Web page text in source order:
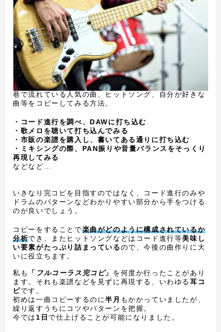
巷で流れている人気の曲、ヒットソング、自分が好きな
曲等をコピーしてみる方法。
・コード進行を調べ、DAWに打ち込む
・歌メロを聴いて打ち込んでみる
・市販の楽譜を購入し、書いてある通りに打ち込む
・ミキシングの際、PAN振りや音量バランスをそっくり
再現してみる
などなど…
いきなり完コピを目指すのではなく、コード進行のみや
ドラムのパターンなどわかりやすい部分から手をつける
のが良いでしょう。
コピーをすることで楽曲がどのように構成されているか
分析でき、またヒットソングなどはコード進行等美味し
い要素がたっぷり詰まっているので、今後の曲作りに大
いに役立ちます。
私も 「 フルコーラス完コピ」 を何度か行ったことがあり
ます。それも楽譜などを見ずに再現する、いわゆる耳コ
ピです。
初めは一曲コピーするのに半月 もかかっていましたが、
繰り返すうちにコツやパターンを把握。
今では1日 で仕上げることが可能になりました。